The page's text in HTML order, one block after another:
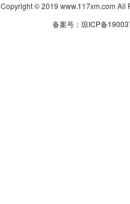
Copyright © 2019 www.117xm.com All
备案号：琼ICP备